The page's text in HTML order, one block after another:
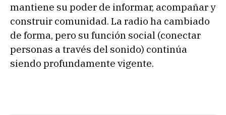
mantiene su poder de informar, acompañar y
construir comunidad. La radio ha cambiado
de forma, pero su función social (conectar
personas a través del sonido) continúa
siendo profundamente vigente.